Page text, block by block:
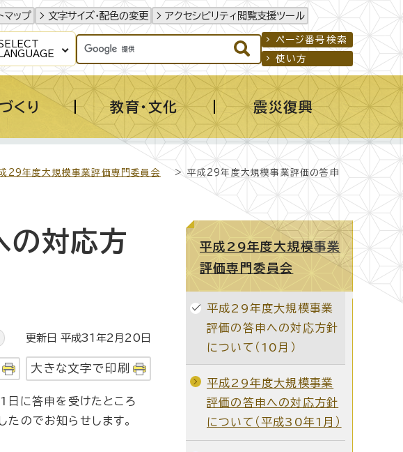
マップ 文字サイズ・配色の変更 アクセシビリティ閲覧支援ツール
LANGUAGE
ページ番号検索
使い方
くり 教育・文化 震災復興
29年度大規模事業評価専門委員会
> 平成29年度大規模事業評価の答申
の対応方
更新日 平成31年2月20日
大きな文字で印刷
に答申を受けたところ
のでお知らせします。
平成29年度大規模事業
評価専門委員会
平成29年度大規模事業
評価の答申への対応方針
について（10月）
平成29年度大規模事業
評価の答申への対応方針
について（平成30年1月）